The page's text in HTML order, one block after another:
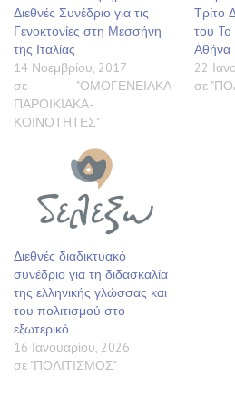
Διεθνές Συνέδριο για τις
Γενοκτονίες στη Μεσσήνη
της Ιταλίας
14 Νοεμβρίου, 2017
σε "ΟΜΟΓΕΝΕΙΑΚΑ-
ΠΑΡΟΙΚΙΑΚΑ-
ΚΟΙΝΟΤΗΤΕΣ"
Τρίτο
του
Αθήνα
22
σε
Διεθνές διαδικτυακό
συνέδριο για τη διδασκαλία
της ελληνικής γλώσσας και
του πολιτισμού στο
εξωτερικό
16 Ιανουαρίου, 2026
σε "ΠΟΛΙΤΙΣΜΟΣ"